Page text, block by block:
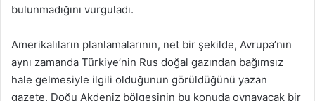
bulunmadığını vurguladı.
Amerikalıların planlamalarının, net bir şekilde, Avrupa’nın
aynı zamanda Türkiye’nin Rus doğal gazından bağımsız
hale gelmesiyle ilgili olduğunun görüldüğünü yazan
gazete, Doğu Akdeniz bölgesinin bu konuda oynayacak bir